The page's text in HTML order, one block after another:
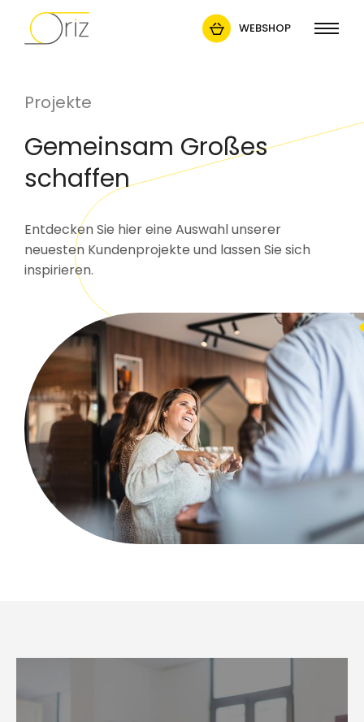
WEBSHOP
Projekte
Gemeinsam Großes
schaffen
Entdecken Sie hier eine Auswahl unserer
neuesten Kundenprojekte und lassen Sie sich
inspirieren.